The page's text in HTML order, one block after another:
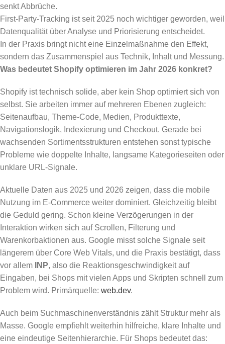
senkt Abbrüche.
First-Party-Tracking ist seit 2025 noch wichtiger geworden, weil
Datenqualität über Analyse und Priorisierung entscheidet.
In der Praxis bringt nicht eine Einzelmaßnahme den Effekt,
sondern das Zusammenspiel aus Technik, Inhalt und Messung.
Was bedeutet Shopify optimieren im Jahr 2026 konkret?
Shopify ist technisch solide, aber kein Shop optimiert sich von
selbst. Sie arbeiten immer auf mehreren Ebenen zugleich:
Seitenaufbau, Theme-Code, Medien, Produkttexte,
Navigationslogik, Indexierung und Checkout. Gerade bei
wachsenden Sortimentsstrukturen entstehen sonst typische
Probleme wie doppelte Inhalte, langsame Kategorieseiten oder
unklare URL-Signale.
Aktuelle Daten aus 2025 und 2026 zeigen, dass die mobile
Nutzung im E-Commerce weiter dominiert. Gleichzeitig bleibt
die Geduld gering. Schon kleine Verzögerungen in der
Interaktion wirken sich auf Scrollen, Filterung und
Warenkorbaktionen aus. Google misst solche Signale seit
längerem über Core Web Vitals, und die Praxis bestätigt, dass
vor allem
INP, also die Reaktionsgeschwindigkeit auf
Eingaben, bei Shops mit vielen Apps und Skripten schnell zum
Problem wird. Primärquelle: web.dev.
Auch beim Suchmaschinenverständnis zählt Struktur mehr als
Masse. Google empfiehlt weiterhin hilfreiche, klare Inhalte und
eine eindeutige Seitenhierarchie. Für Shops bedeutet das: